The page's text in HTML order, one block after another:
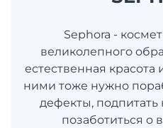
Sephora -
великолепного
естественная
ними тоже нужно
дефекты, подпитать
позаботиться о